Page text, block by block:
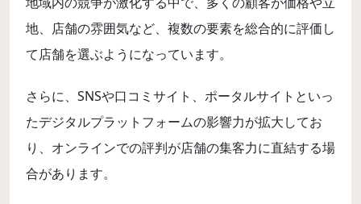
地、店舗の雰囲気など、複数の要素を総合的に評価し
て店舗を選ぶようになっています。
さらに、SNSや口コミサイト、ポータルサイトといっ
たデジタルプラットフォームの影響力が拡大してお
り、オンラインでの評判が店舗の集客力に直結する場
合があります。